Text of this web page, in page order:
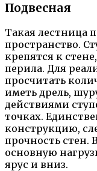
Подвесная
Такая лестница
пространство.
крепятся к
перила. Для
просчитать
иметь дрель,
действиями
точках.
конструкцию,
прочность стен.
основную
ярус и вниз.